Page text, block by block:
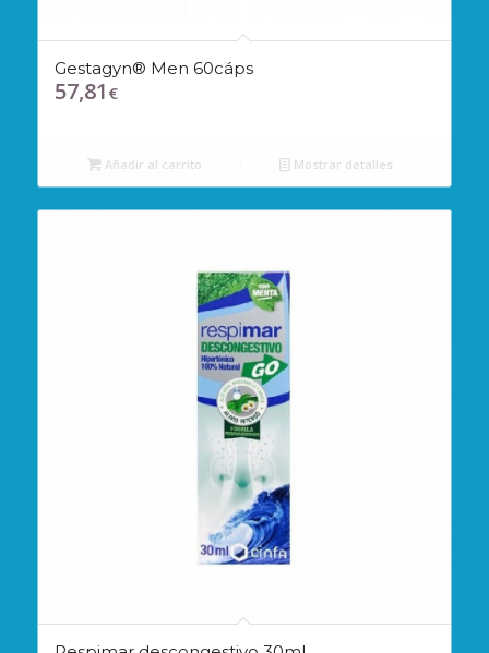
Gestagyn® Men 60cáps
57,81 €
Añadir al carrito Mostrar detalles